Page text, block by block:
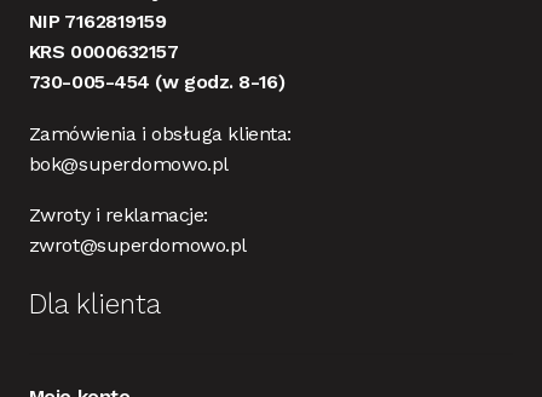
NIP 7162819159
KRS 0000632157
730-005-454 (w godz. 8-16)
Zamówienia i obsługa klienta:
bok@superdomowo.pl
Zwroty i reklamacje:
zwrot@superdomowo.pl
Dla klienta